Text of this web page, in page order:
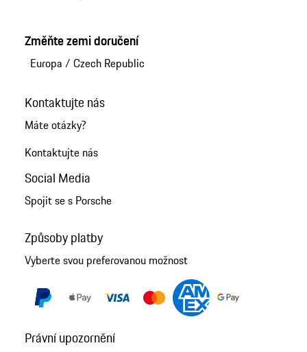
Změňte zemi doručení
Europa / Czech Republic
Kontaktujte nás
Máte otázky?
Kontaktujte nás
Social Media
Spojit se s Porsche
Způsoby platby
Vyberte svou preferovanou možnost
Právní upozornění